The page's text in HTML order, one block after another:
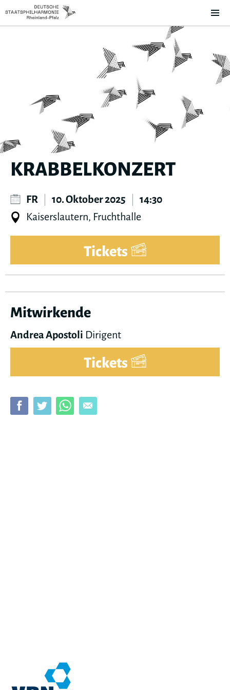
KRABBELKONZERT
FR 10. Oktober 2025
14:30
Kaiserslautern, Fruchthalle
Tickets
Mitwirkende
Andrea Apostoli Dirigent
Tickets